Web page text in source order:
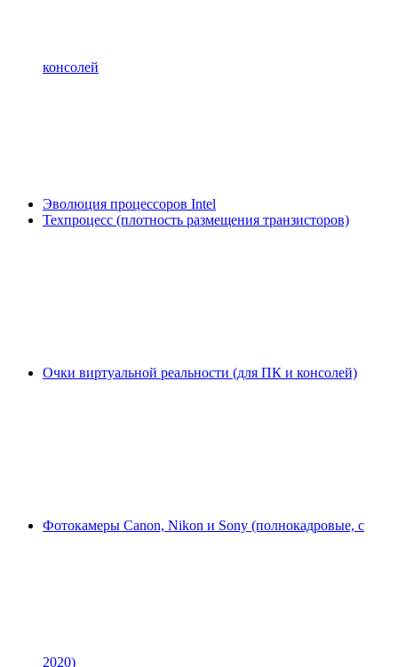
консолей
Эволюция процессоров Intel
Техпроцесс (плотность размещения транзисторов)
Очки виртуальной реальности (для ПК и консолей)
Фотокамеры Canon, Nikon и Sony (полнокадровые, с
2020)